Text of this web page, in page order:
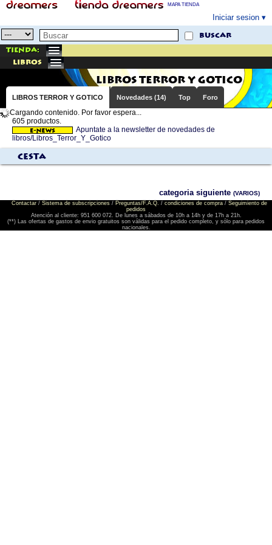
MAPA TIENDA
Iniciar sesion
buscar
Tienda:
libros
LIBROS TERROR Y GOTICO
LIBROS TERROR Y GOTICO Novedades (14) Top Foro
Cargando contenido. Por favor espera...
605 productos.
Apuntate a la newsletter de novedades de
libros/Libros_Terror_Y_Gotico
Cesta
categoria siguiente (VARIOS)
Contactar/ Sistema de subscripciones/ Preguntas/F.A.Q. / condiciones de compra/ Seguimiento de
pedidos
Atención al cliente: 951 600 072. De lunes a sábados de 10h a 14h y de 17h a 21h.
(**) Las ofertas de gastos de envio gratuitos son válidas para el pedido completo, y sólo para pedidos
nacionales.